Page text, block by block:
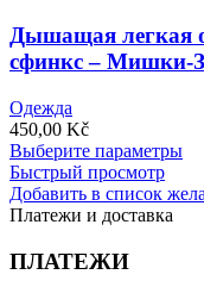
на
Дышащая легкая
сфинкс – Мишки-
Одежда
450,00 Kč
Выберите параметры
Быстрый просмотр
Добавить в список
Платежи и доставка
ПЛАТЕЖИ